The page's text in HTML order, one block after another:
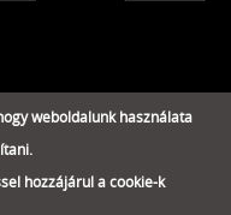
weboldalunk használata
hozzájárul a cookie-k